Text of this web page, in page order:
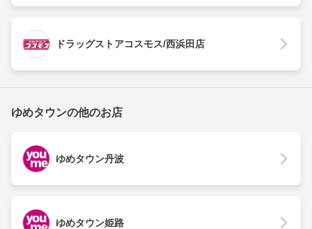
ドラッグストアコスモス/西浜田店
ゆめタウンの他のお店
ゆめタウン丹波
ゆめタウン姫路